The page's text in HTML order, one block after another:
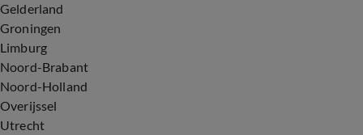
Gelderland
Groningen
Limburg
Noord-Brabant
Noord-Holland
Overijssel
Utrecht